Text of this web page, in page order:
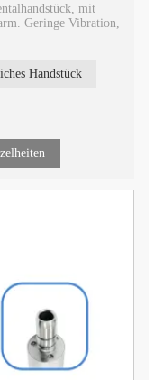
mit
Geringe Vibration,
Handstück